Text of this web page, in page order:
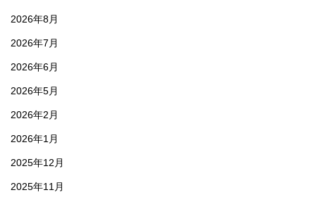
2026年8月
2026年7月
2026年6月
2026年5月
2026年2月
2026年1月
2025年12月
2025年11月